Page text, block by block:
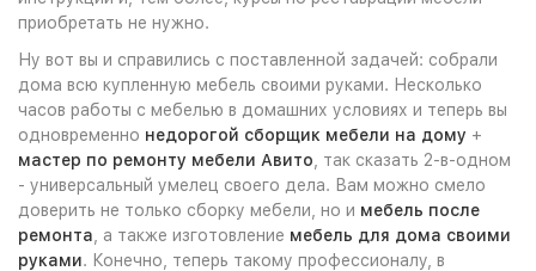
приобретать не нужно.
Ну вот вы и справились с поставленной задачей: собрали
дома всю купленную мебель своими руками. Несколько
часов работы с мебелью в домашних условиях и теперь вы
одновременно недорогой сборщик мебели на дому +
мастер по ремонту мебели Авито , так сказать 2-в-одном
- универсальный умелец своего дела. Вам можно смело
доверить не только сборку мебели, но и мебель после
ремонта , а также изготовление мебель для дома своими
руками. Конечно, теперь такому профессионалу, в